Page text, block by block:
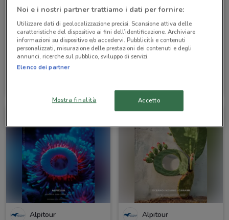
Alpitour
Scade il 31/10
Alpitour Alpitour
Noi e i nostri partner trattiamo i dati per fornire:
Utilizzare dati di geolocalizzazione precisi. Scansione attiva delle
caratteristiche del dispositivo ai fini dell’identificazione. Archiviare
informazioni su dispositivo e/o accedervi. Pubblicità e contenuti
personalizzati, misurazione delle prestazioni dei contenuti e degli
annunci, ricerche sul pubblico, sviluppo di servizi.
Elenco dei partner
Mostra finalità Accetto